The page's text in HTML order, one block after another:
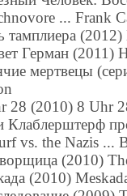
... Frank
(2012)
Герман (2011)
мертвецы
(2010) 8 Uhr
vs. the Nazis ...
(2010)
(2010)